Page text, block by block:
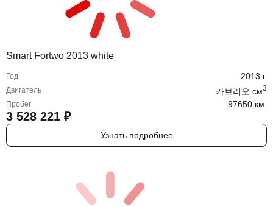
Smart Fortwo 2013 white
Год 2013 г.
Двигатель 카브리오 cм3
Пробег 97650 км.
3 528 221 ₽
Узнать подробнее